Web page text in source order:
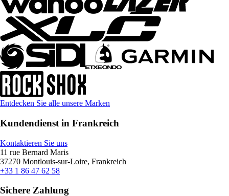
Entdecken Sie alle unsere Marken
Kundendienst in Frankreich
Kontaktieren Sie uns
11 rue Bernard Maris
37270 Montlouis-sur-Loire, Frankreich
+33 1 86 47 62 58
Sichere Zahlung